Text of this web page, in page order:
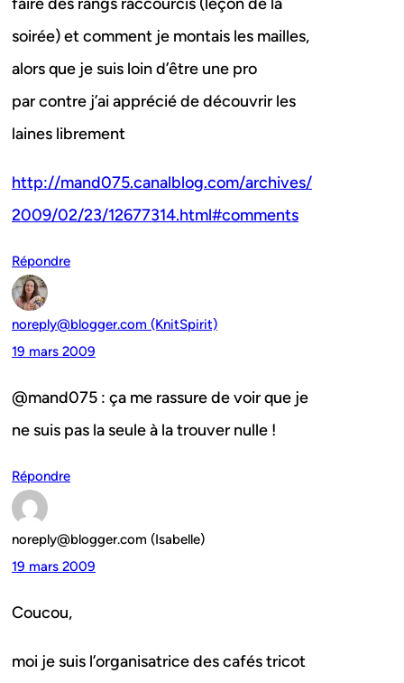
faire des rangs raccourcis (leçon de la
soirée) et comment je montais les mailles,
alors que je suis loin d’être une pro
par contre j’ai apprécié de découvrir les
laines librement
http://mand075.canalblog.com/archives/
2009/02/23/12677314.html#comments
Répondre
noreply@blogger.com (KnitSpirit)
19 mars 2009
@mand075 : ça me rassure de voir que je
ne suis pas la seule à la trouver nulle !
Répondre
noreply@blogger.com (Isabelle)
19 mars 2009
Coucou,
moi je suis l’organisatrice des cafés tricot